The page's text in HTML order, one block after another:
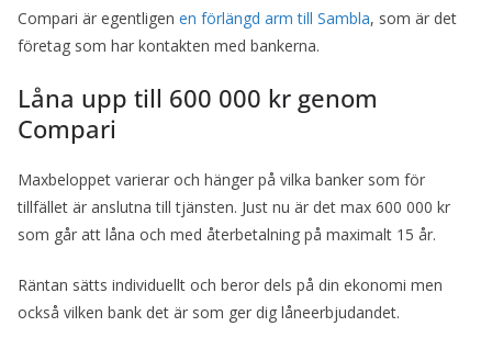
Compari är egentligen en förlängd arm till Sambla, som är det
företag som har kontakten med bankerna.
Låna upp till 600 000 kr genom
Compari
Maxbeloppet varierar och hänger på vilka banker som för
tillfället är anslutna till tjänsten. Just nu är det max 600 000 kr
som går att låna och med återbetalning på maximalt 15 år.
Räntan sätts individuellt och beror dels på din ekonomi men
också vilken bank det är som ger dig låneerbjudandet.